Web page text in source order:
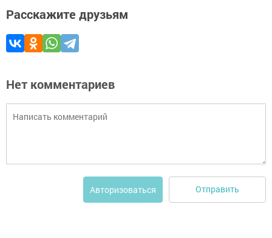
Расскажите друзьям
Нет комментариев
Авторизоваться Отправить